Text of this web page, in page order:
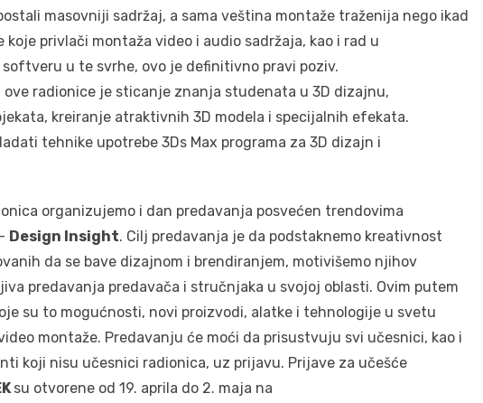
masovniji sadržaj, a sama veština montaže traženija nego ikad
koje privlači montaža video i audio sadržaja, kao i rad u
u te svrhe, ovo je definitivno pravi poziv.
ove radionice je sticanje znanja studenata u 3D dizajnu,
kreiranje atraktivnih 3D modela i specijalnih efekata.
tehnike upotrebe 3Ds Max programa za 3D dizajn i
organizujemo i dan predavanja posvećen trendovima
Design Insight. Cilj predavanja je da podstaknemo kreativnost
da se bave dizajnom i brendiranjem, motivišemo njihov
predavanja predavača i stručnjaka u svojoj oblasti. Ovim putem
su to mogućnosti, novi proizvodi, alatke i tehnologije u svetu
montaže. Predavanju će moći da prisustvuju svi učesnici, kao i
koji nisu učesnici radionica, uz prijavu. Prijave za učešće
su otvorene od 19. aprila do 2. maja na